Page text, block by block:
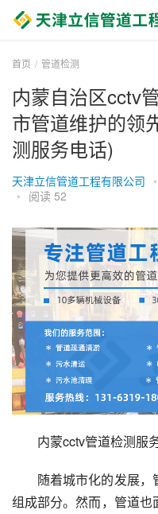
首页 管道检测
内蒙自治区cctv
市管道维护的领
测服务电话)
天津立信管道工程有限公司 •
• 阅读 52
内蒙cctv管道检测服
随着城市化的发展
组成部分。然而，管道也